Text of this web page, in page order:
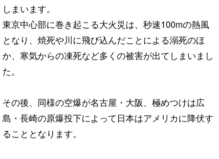
しまいます。
東京中心部に巻き起こる大火災は、秒速100mの熱風
となり、焼死や川に飛び込んだことによる溺死のほ
か、寒気からの凍死など多くの被害が出てしまいまし
た。
その後、同様の空爆が名古屋・大阪、極めつけは広
島・長崎の原爆投下によって日本はアメリカに降伏す
ることとなります。